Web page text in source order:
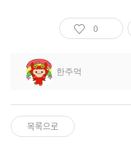
0
한주먹
목록으로